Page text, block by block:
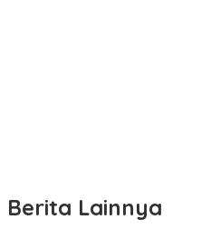
Berita Lainnya